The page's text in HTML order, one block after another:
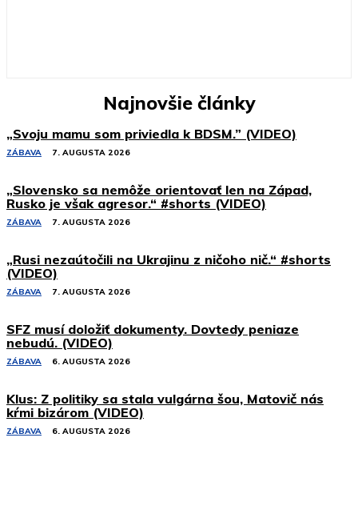
Najnovšie články
„Svoju mamu som priviedla k BDSM.” (VIDEO)
ZÁBAVA 7. AUGUSTA 2026
„Slovensko sa nemôže orientovať len na Západ,
Rusko je však agresor.“ #shorts (VIDEO)
ZÁBAVA 7. AUGUSTA 2026
„Rusi nezaútočili na Ukrajinu z ničoho nič.“ #shorts
(VIDEO)
ZÁBAVA 7. AUGUSTA 2026
SFZ musí doložiť dokumenty. Dovtedy peniaze
nebudú. (VIDEO)
ZÁBAVA 6. AUGUSTA 2026
Klus: Z politiky sa stala vulgárna šou, Matovič nás
kŕmi bizárom (VIDEO)
ZÁBAVA 6. AUGUSTA 2026